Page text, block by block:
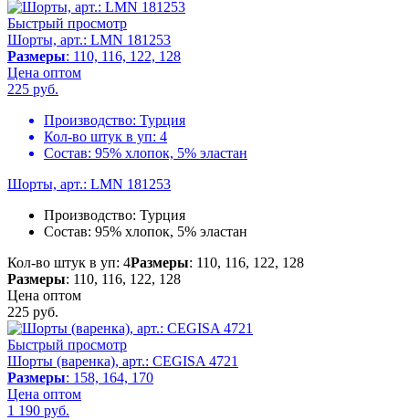
Быстрый просмотр
Шорты, арт.: LMN 181253
Размеры: 110, 116, 122, 128
Цена оптом
225 руб.
Производство: Турция
Кол-во штук в уп: 4
Состав: 95% хлопок, 5% эластан
Шорты, арт.: LMN 181253
Производство: Турция
Состав: 95% хлопок, 5% эластан
Кол-во штук в уп: 4Размеры: 110, 116, 122, 128
Размеры: 110, 116, 122, 128
Цена оптом
225 руб.
Быстрый просмотр
Шорты (варенка), арт.: CEGISA 4721
Размеры: 158, 164, 170
Цена оптом
1 190 руб.